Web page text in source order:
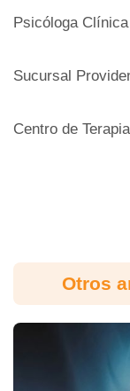
Psicóloga Clínica
Sucursal
Centro de
Otros